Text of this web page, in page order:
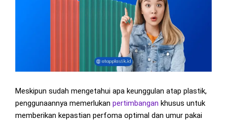
Meskipun sudah mengetahui apa keunggulan atap plastik,
penggunaannya memerlukan pertimbangan khusus untuk
memberikan kepastian perfoma optimal dan umur pakai